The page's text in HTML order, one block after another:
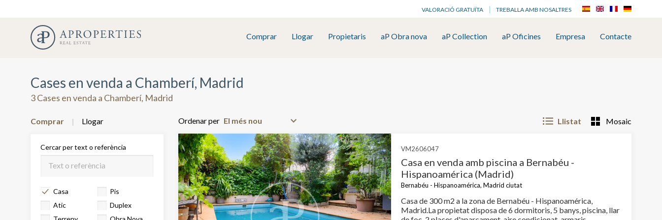
VALORACIÓ GRATUÏTA TREBALLA AMB NOSALTRES
Comprar Llogar Propietaris aP Obra nova aP Collection aP Oficines Empresa Contacte
Cases en venda a Chamberí, Madrid
3 Cases en venda a Chamberí, Madrid
Comprar Llogar
Cercar per text o referència
Casa
Pis
Atic
Duplex
Ordenar per Llistat Mosaic
VM2606047
Casa en venda amb piscina a Bernabéu -
Hispanoamérica (Madrid)
Bernabéu - Hispanoamérica, Madrid ciutat
Casa de 300 m2 a la zona de Bernabéu - Hispanoamérica,
Madrid.La propietat disposa de 6 dormitoris, 5 banys, piscina, llar